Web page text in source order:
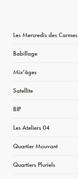
Les Mercredis des Carmes
Babillage
Mix’âges
Satellite
BIP
Les Ateliers 04
Quartier Mouvant
Quartiers Pluriels